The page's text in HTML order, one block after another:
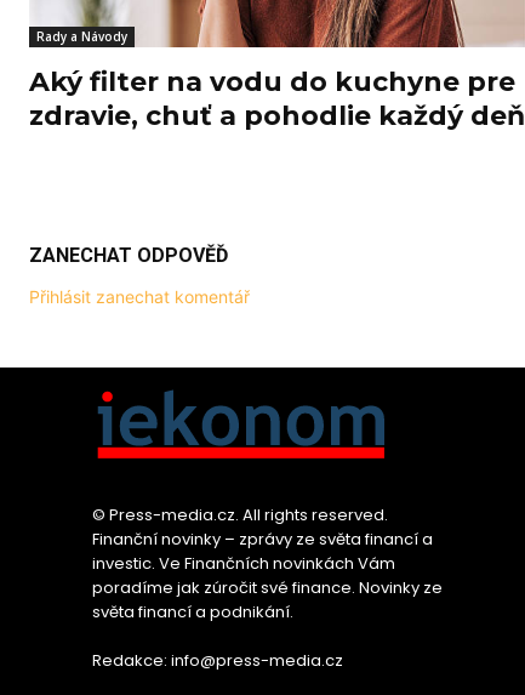
Rady a Návody
Aký filter na vodu do kuchyne pre
zdravie, chuť a pohodlie každý deň
ZANECHAT ODPOVĚĎ
Přihlásit zanechat komentář
© Press-media.cz. All rights reserved.
Finanční novinky – zprávy ze světa financí a
investic. Ve Finančních novinkách Vám
poradíme jak zúročit své finance. Novinky ze
světa financí a podnikání.
Redakce: info@press-media.cz